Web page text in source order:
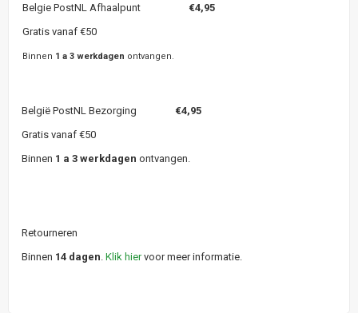
Belgie PostNL Afhaalpunt
€4,95
Gratis vanaf €50
Binnen 1 a 3 werkdagen ontvangen.
België PostNL Bezorging €4,95
Gratis vanaf €50
Binnen 1 a 3 werkdagen ontvangen.
Retourneren
Binnen 14 dagen Klik hiervoor meer informatie.